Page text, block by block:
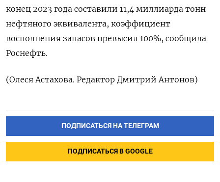
конец 2023 года составили 11,4 миллиарда тонн
нефтяного эквивалента, коэффициент
восполнения запасов превысил 100%, сообщила
Роснефть.
(Олеся Астахова. Редактор Дмитрий Антонов)
ПОДПИСАТЬСЯ НА ТЕЛЕГРАМ
ПОДПИСАТЬСЯ В GOOGLE